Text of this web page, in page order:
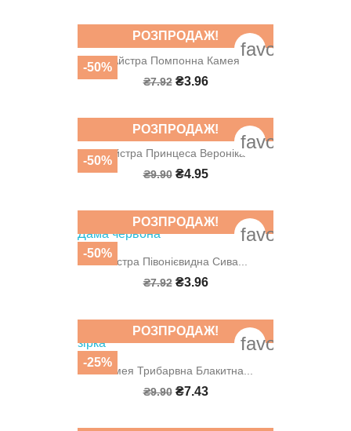
Айстра Помпонна Камея
₴7.92 ₴3.96
РОЗПРОДАЖ!
-50%
Айстра Принцеса Вероніка
₴9.90 ₴4.95
РОЗПРОДАЖ!
-50%
Айстра Півонієвидна Сива...
₴7.92 ₴3.96
РОЗПРОДАЖ!
-50%
Іпомея Трибарвна Блакитна...
₴9.90 ₴7.43
РОЗПРОДАЖ!
-25%